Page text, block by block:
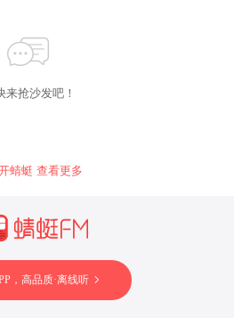
来抢沙发吧！
蜻蜓 查看更多
，高品质·离线听